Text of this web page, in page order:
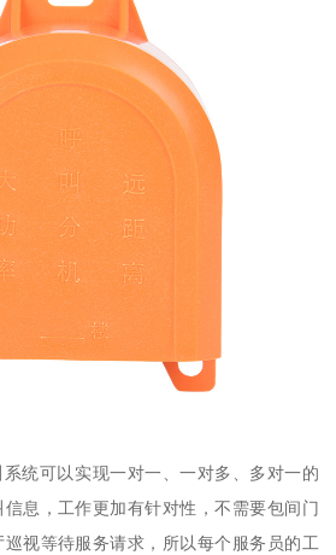
统可以实现一对一、一对多、多对一的
息，工作更加有针对性，不需要包间门
视等待服务请求，所以每个服务员的工